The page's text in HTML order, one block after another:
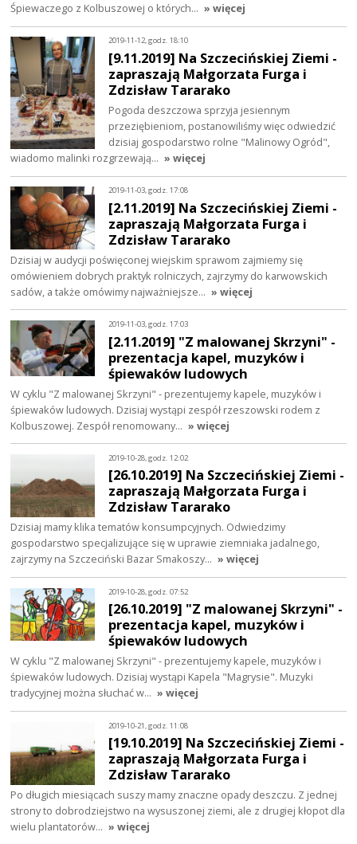
Śpiewaczego z Kolbuszowej o których… » więcej
2019-11-12, godz. 18:10
[9.11.2019] Na Szczecińskiej Ziemi -
zapraszają Małgorzata Furga i
Zdzisław Tararako
Pogoda deszczowa sprzyja jesiennym
przeziębieniom, postanowiliśmy więc odwiedzić
dzisiaj gospodarstwo rolne "Malinowy Ogród",
wiadomo malinki rozgrzewają… » więcej
2019-11-03, godz. 17:08
[2.11.2019] Na Szczecińskiej Ziemi -
zapraszają Małgorzata Furga i
Zdzisław Tararako
Dzisiaj w audycji poświęconej wiejskim sprawom zajmiemy się
omówieniem dobrych praktyk rolniczych, zajrzymy do karwowskich
sadów, a także omówimy najważniejsze… » więcej
2019-11-03, godz. 17:03
[2.11.2019] "Z malowanej Skrzyni" -
prezentacja kapel, muzyków i
śpiewaków ludowych
W cyklu "Z malowanej Skrzyni" - prezentujemy kapele, muzyków i
śpiewaków ludowych. Dzisiaj wystąpi zespół rzeszowski rodem z
Kolbuszowej. Zespół renomowany… » więcej
2019-10-28, godz. 12:02
[26.10.2019] Na Szczecińskiej Ziemi -
zapraszają Małgorzata Furga i
Zdzisław Tararako
Dzisiaj mamy klika tematów konsumpcyjnych. Odwiedzimy
gospodarstwo specjalizujące się w uprawie ziemniaka jadalnego,
zajrzymy na Szczeciński Bazar Smakoszy… » więcej
2019-10-28, godz. 07:52
[26.10.2019] "Z malowanej Skrzyni" -
prezentacja kapel, muzyków i
śpiewaków ludowych
W cyklu "Z malowanej Skrzyni" - prezentujemy kapele, muzyków i
śpiewaków ludowych. Dzisiaj wystąpi Kapela "Magrysie". Muzyki
tradycyjnej można słuchać w… » więcej
2019-10-21, godz. 11:08
[19.10.2019] Na Szczecińskiej Ziemi -
zapraszają Małgorzata Furga i
Zdzisław Tararako
Po długich miesiącach suszy mamy znaczne opady deszczu. Z jednej
strony to dobrodziejstwo na wysuszonej ziemi, ale z drugiej kłopot dla
wielu plantatorów… » więcej